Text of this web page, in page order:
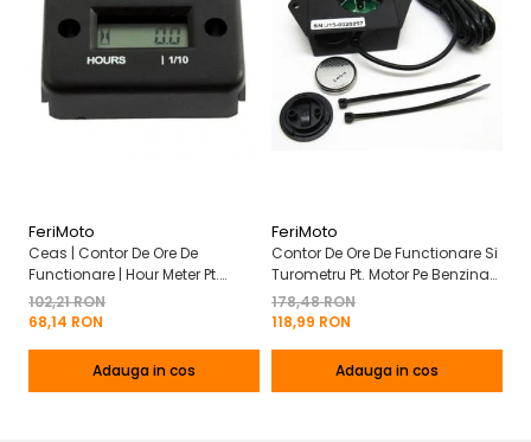
FeriMoto
Ceas | Contor De Ore De
Functionare | Hour Meter Pt.
Motor Pe Benzina 2T | 4T
102,21 RON
68,14 RON
Adauga in cos
FeriMoto
Contor De Ore De Functionare Si
Turometru Pt. Motor Pe Benzina
2T | 4T Cu Capac De Baterie
178,48 RON
118,99 RON
Adauga in cos